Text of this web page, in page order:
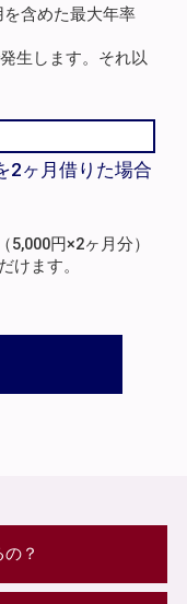
含めた最大年率
生します。それ以
2ヶ月借りた場合
5,000円×2ヶ月分）
けます。
？